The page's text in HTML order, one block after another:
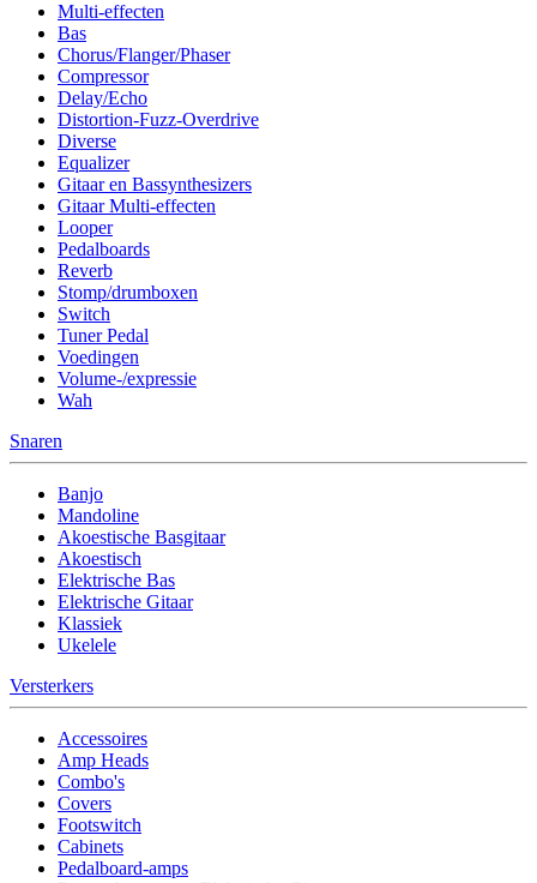
Multi-effecten
Bas
Chorus/Flanger/Phaser
Compressor
Delay/Echo
Distortion-Fuzz-Overdrive
Diverse
Equalizer
Gitaar en Bassynthesizers
Gitaar Multi-effecten
Looper
Pedalboards
Reverb
Stomp/drumboxen
Switch
Tuner Pedal
Voedingen
Volume-/expressie
Wah
Snaren
Banjo
Mandoline
Akoestische Basgitaar
Akoestisch
Elektrische Bas
Elektrische Gitaar
Klassiek
Ukelele
Versterkers
Accessoires
Amp Heads
Combo's
Covers
Footswitch
Cabinets
Pedalboard-amps